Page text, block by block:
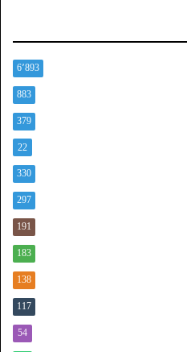
6٬893
883
379
22
330
297
191
183
138
117
54